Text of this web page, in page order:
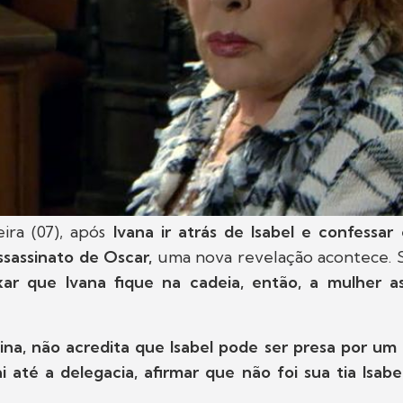
(07), após Ivana ir atrás de Isabel e
de Oscar, uma nova revelação acontece.
que Ivana fique na cadeia, então, a mulher
não acredita que Isabel pode ser presa por
até a delegacia, afirmar que não foi sua tia